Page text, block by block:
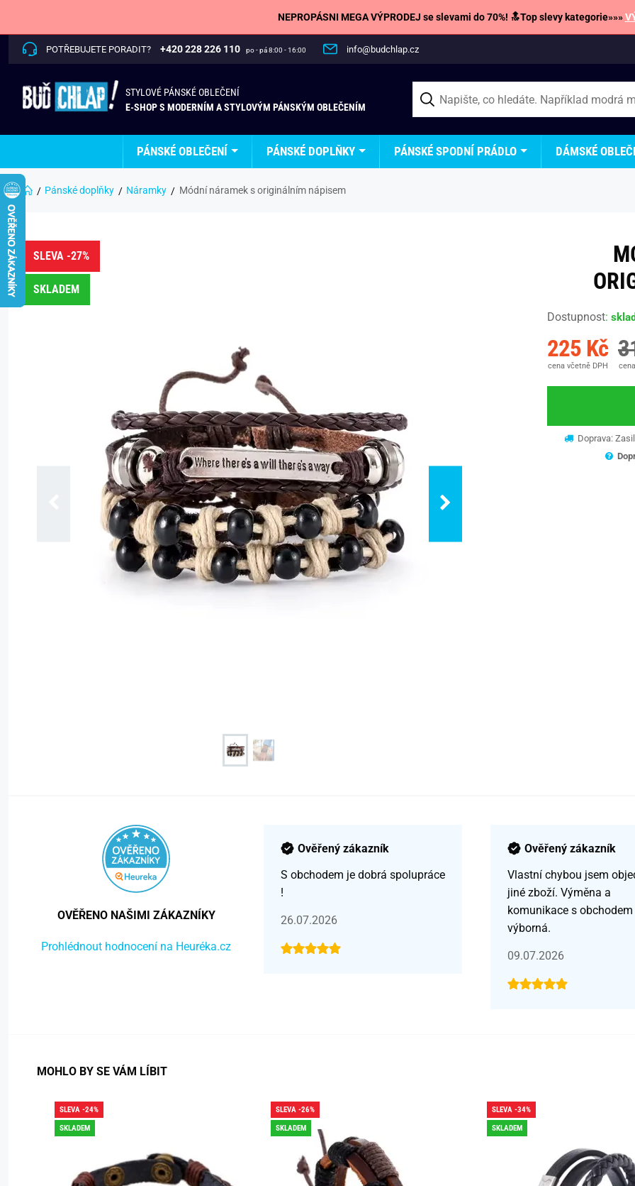
NEPROPÁSNI MEGA VÝPRODEJ se slevami do 70%! 🔝Top slevy kategorie»»»
POTŘEBUJETE PORADIT? +420 228 226 110 po - pá 8:00 - 16:00 info@budchlap.cz
STYLOVÉ PÁNSKÉ OBLEČENÍ
E-SHOP S MODERNÍM A STYLOVÝM PÁNSKÝM OBLEČENÍM
PÁNSKÉ OBLEČENÍ PÁNSKÉ DOPLŇKY PÁNSKÉ SPODNÍ PRÁDLO DÁMSKÉ
Pánské doplňky Náramky Módní náramek s originálním nápisem
SLEVA -27%
SKLADEM
Dostupnost:
225 Kč
cena včetně DPH
Doprava:
OVĚŘENO NAŠIMI ZÁKAZNÍKY
Prohlédnout hodnocení na Heuréka.cz
Ověřený zákazník
S obchodem je dobrá spolupráce
!
26.07.2026
Ověřený zákazník
Vlastní chybou jsem
jiné zboží. Výměna a
komunikace s obchodem
výborná.
09.07.2026
MOHLO BY SE VÁM LÍBIT
SLEVA -24%
SKLADEM
SLEVA -26%
SKLADEM
SLEVA -34%
SKLADEM